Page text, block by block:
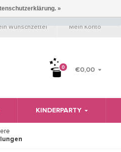
Wunschzettel Mein Konto
0 €0,00
KINDERPARTY
»